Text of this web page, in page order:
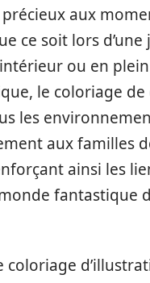
aux
ce soit lors d’une
ou en
le coloriage
les
aux familles
ainsi les
fantastique
coloriage